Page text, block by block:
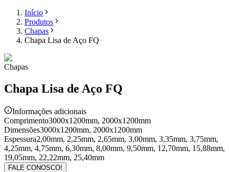
Início
Produtos
Chapas
Chapa Lisa de Aço FQ
Chapas
Chapa Lisa de Aço FQ
Informações adicionais
Comprimento3000x1200mm, 2000x1200mm
Dimensões3000x1200mm, 2000x1200mm
Espessura2,00mm, 2,25mm, 2,65mm, 3,00mm, 3,35mm, 3,75mm,
4,25mm, 4,75mm, 6,30mm, 8,00mm, 9,50mm, 12,70mm, 15,88mm,
19,05mm, 22,22mm, 25,40mm
FALE CONOSCO!